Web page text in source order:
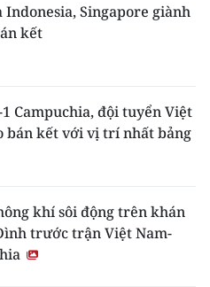
Indonesia, Singapore giành
kết
Campuchia, đội tuyển Việt
bán kết với vị trí nhất bảng
khí sôi động trên khán
trước trận Việt Nam-